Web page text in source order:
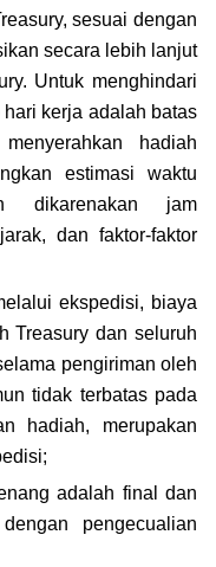
sesuai dengan
secara lebih lanjut
Untuk menghindari
kerja adalah batas
hadiah
estimasi waktu
dikarenakan jam
dan faktor-faktor
ekspedisi, biaya
Treasury dan seluruh
pengiriman oleh
tidak terbatas pada
hadiah, merupakan
adalah final dan
pengecualian